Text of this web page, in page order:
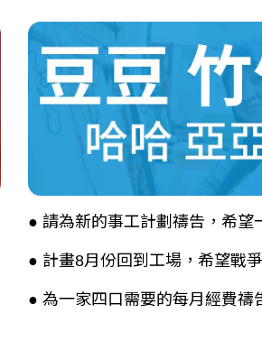
● 請為新的事工計劃禱告，希望
● 計畫8月份回到工場，希望戰
● 為一家四口需要的每月經費禱